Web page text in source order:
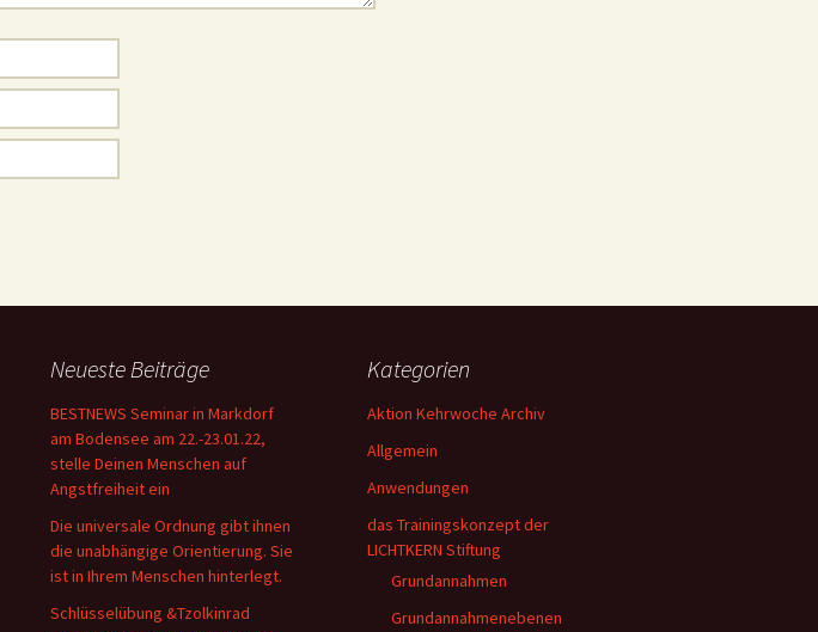
Neueste Beiträge
BESTNEWS Seminar in Markdorf
am Bodensee am 22.-23.01.22,
stelle Deinen Menschen auf
Angstfreiheit ein
Die universale Ordnung gibt ihnen
die unabhängige Orientierung. Sie
ist in Ihrem Menschen hinterlegt.
Schlüsselübung &Tzolkinrad
Kategorien
Aktion Kehrwoche Archiv
Allgemein
Anwendungen
das Trainingskonzept der
LICHTKERN Stiftung
Grundannahmen
Grundannahmenebenen